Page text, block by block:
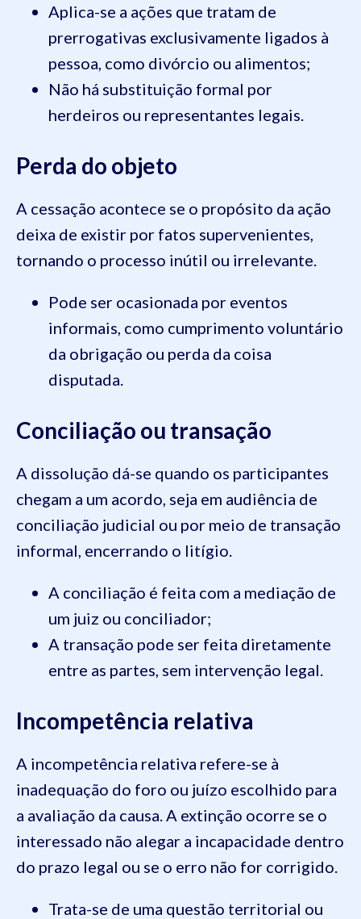
Aplica-se a ações que tratam de
prerrogativas exclusivamente ligados à
pessoa, como divórcio ou alimentos;
Não há substituição formal por
herdeiros ou representantes legais.
Perda do objeto
A cessação acontece se o propósito da ação
deixa de existir por fatos supervenientes,
tornando o processo inútil ou irrelevante.
Pode ser ocasionada por eventos
informais, como cumprimento voluntário
da obrigação ou perda da coisa
disputada.
Conciliação ou transação
A dissolução dá-se quando os participantes
chegam a um acordo, seja em audiência de
conciliação judicial ou por meio de transação
informal, encerrando o litígio.
A conciliação é feita com a mediação de
um juiz ou conciliador;
A transação pode ser feita diretamente
entre as partes, sem intervenção legal.
Incompetência relativa
A incompetência relativa refere-se à
inadequação do foro ou juízo escolhido para
a avaliação da causa. A extinção ocorre se o
interessado não alegar a incapacidade dentro
do prazo legal ou se o erro não for corrigido.
Trata-se de uma questão territorial ou